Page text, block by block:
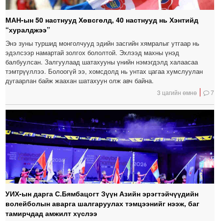
МАН-ын 50 настнууд Хөвсгөлд, 40 настнууд нь Хэнтийд
“хуралджээ”
Энэ зуны туршид монголчууд эдийн засгийн хямралыг утгаар нь
эдэлсээр намартай золгох бололтой. Эхлээд махны үнэд
балбуулсан. Залгуулаад шатахууны үнийн нэмэгдэлд халаасаа
тэмтрүүллээ. Болоогүй ээ, хомсдолд нь унтах цагаа хумслуулан
дугаарлан байж жаахан шатахуун олж авч байна.
3 цагийн өмнө 7
УИХ-ын дарга С.Бямбацогт Зүүн Азийн эрэгтэйчүүдийн
волейболын аварга шалгаруулах тэмцээнийг нээж, баг
тамирчдад амжилт хүслээ